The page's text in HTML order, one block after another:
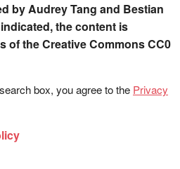
by Audrey Tang and Bestian
the content is
of the Creative Commons CC0
box, you agree to the Privacy